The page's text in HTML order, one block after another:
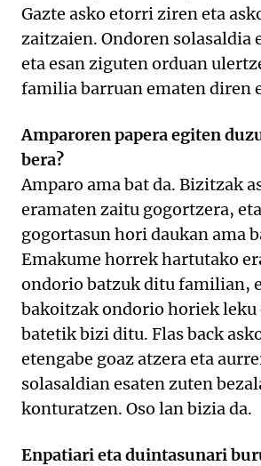
Gazte asko etorri ziren eta
zaitzaien. Ondoren solasaldia
eta esan ziguten orduan
familia barruan ematen diren
Amparoren papera egiten
bera?
Amparo ama bat da. Bizitzak
eramaten zaitu gogortzera,
gogortasun hori daukan ama
Emakume horrek hartutako
ondorio batzuk ditu familian,
bakoitzak ondorio horiek leku
batetik bizi ditu. Flas back
etengabe goaz atzera eta
solasaldian esaten zuten
konturatzen. Oso lan bizia da.
Enpatiari eta duintasunari